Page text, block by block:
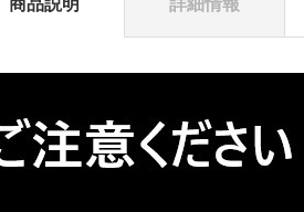
商品説明 詳細情報